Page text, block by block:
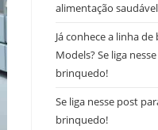
alimentação
Já conhece a linha
Models? Se liga
brinquedo!
Se liga nesse post
brinquedo!